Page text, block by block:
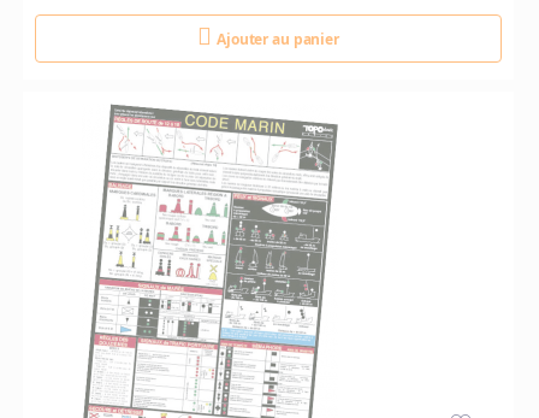
Ajouter au panier